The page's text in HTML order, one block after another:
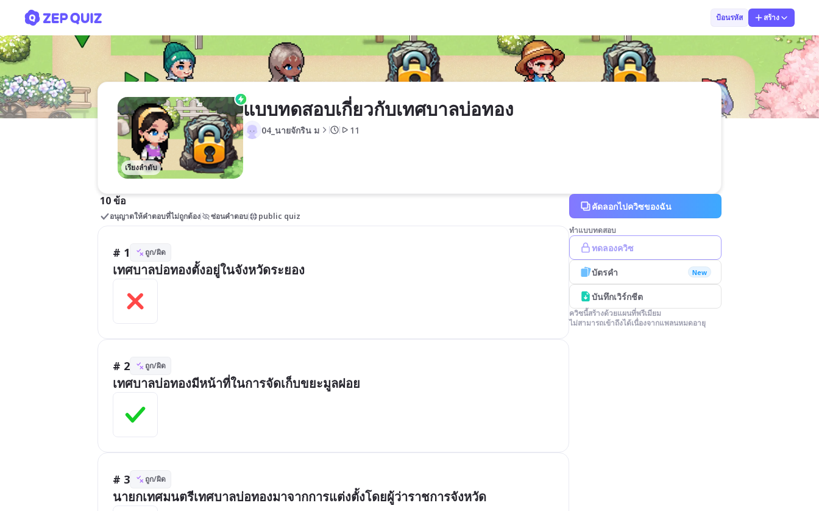
ป้อนรหัส สร้าง
เรียงลำดับ
แบบทดสอบเกี่ยวกับเทศบาลบ่อทอง
04_นายจักริน ม 11
10 ข้อ
อนุญาตให้คำตอบที่ไม่ถูกต้อง ซ่อนคำตอบ public quiz
# 1 ถูก/ผิด
เทศบาลบ่อทองตั้งอยู่ในจังหวัดระยอง
# 2 ถูก/ผิด
เทศบาลบ่อทองมีหน้าที่ในการจัดเก็บขยะมูลฝอย
# 3 ถูก/ผิด
นายกเทศมนตรีเทศบาลบ่อทองมาจากการแต่งตั้งโดยผู้ว่าราชการจังหวัด
คัดลอกไปควิซของฉัน
ทำแบบทดสอบ
ทดลองควิซ
บัตรคำ New
บันทึกเวิร์กชีต
ควิซนี้สร้างด้วยแผนที่พรีเมียม
ไม่สามารถเข้าถึงได้เนื่องจากแพลนหมดอายุ